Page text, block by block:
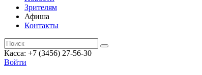
Зрителям
Афиша
Контакты
Касса: +7 (3456) 27-56-30
Войти